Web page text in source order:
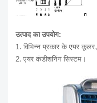
उत्पाद का उपयोग:
1. विभिन्न प्रकार के एयर कूलर,
2. एयर कंडीशनिंग सिस्टम।